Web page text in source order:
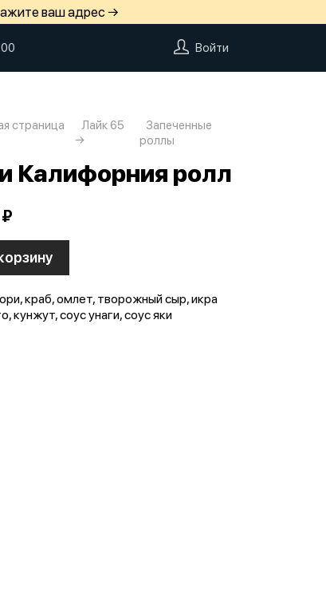
ваш адрес →
Войти
страница Лайк 65
Запеченные
роллы
Калифорния ролл
краб, омлет, творожный сыр, икра
кунжут, соус унаги, соус яки